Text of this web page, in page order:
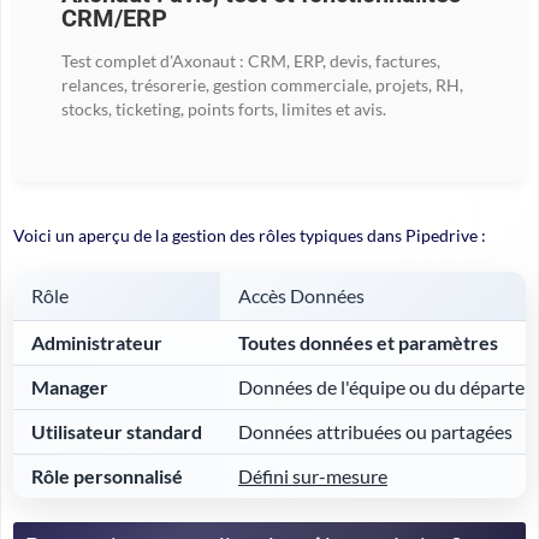
CRM/ERP
Test complet d'Axonaut : CRM, ERP, devis, factures,
relances, trésorerie, gestion commerciale, projets, RH,
stocks, ticketing, points forts, limites et avis.
Voici un aperçu de la gestion des rôles typiques dans Pipedrive :
Rôle Accès Données
Administrateur
Toutes données et paramètres
Manager
Données de l'équipe ou du
Utilisateur standard
Données attribuées ou partagées
Rôle personnalisé
Défini sur-mesure